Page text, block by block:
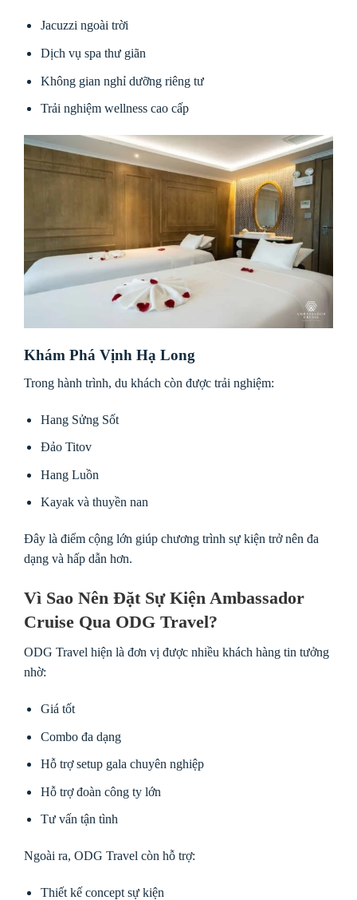
Jacuzzi ngoài trời
Dịch vụ spa thư giãn
Không gian nghỉ dưỡng riêng tư
Trải nghiệm wellness cao cấp
Khám Phá Vịnh Hạ Long
Trong hành trình, du khách còn được trải nghiệm:
Hang Sửng Sốt
Đảo Titov
Hang Luồn
Kayak và thuyền nan
Đây là điểm cộng lớn giúp chương trình sự kiện trở nên đa
dạng và hấp dẫn hơn.
Vì Sao Nên Đặt Sự Kiện Ambassador
Cruise Qua ODG Travel?
ODG Travel hiện là đơn vị được nhiều khách hàng tin tưởng
nhờ:
Giá tốt
Combo đa dạng
Hỗ trợ setup gala chuyên nghiệp
Hỗ trợ đoàn công ty lớn
Tư vấn tận tình
Ngoài ra, ODG Travel còn hỗ trợ:
Thiết kế concept sự kiện